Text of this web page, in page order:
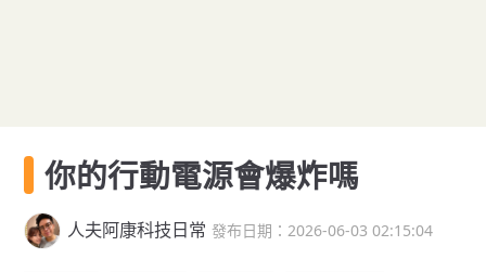
你的行動電源會爆炸嗎
人夫阿康科技日常 發布日期：2026-06-03 02:15:04